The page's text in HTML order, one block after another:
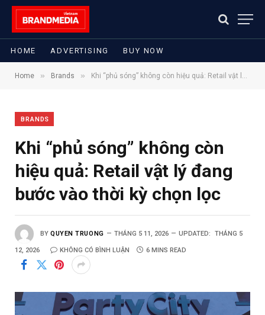
HOME ADVERTISING BUY NOW
Home » Brands » Khi “phủ sóng” không còn hiệu quả: Retail vật lý đang bước vào thời kỳ chọn lọc
BRANDS
Khi “phủ sóng” không còn
hiệu quả: Retail vật lý đang
bước vào thời kỳ chọn lọc
BY QUYEN TRUONG THÁNG 5 11, 2026 UPDATED: THÁNG 5
12, 2026 KHÔNG CÓ BÌNH LUẬN 6 MINS READ